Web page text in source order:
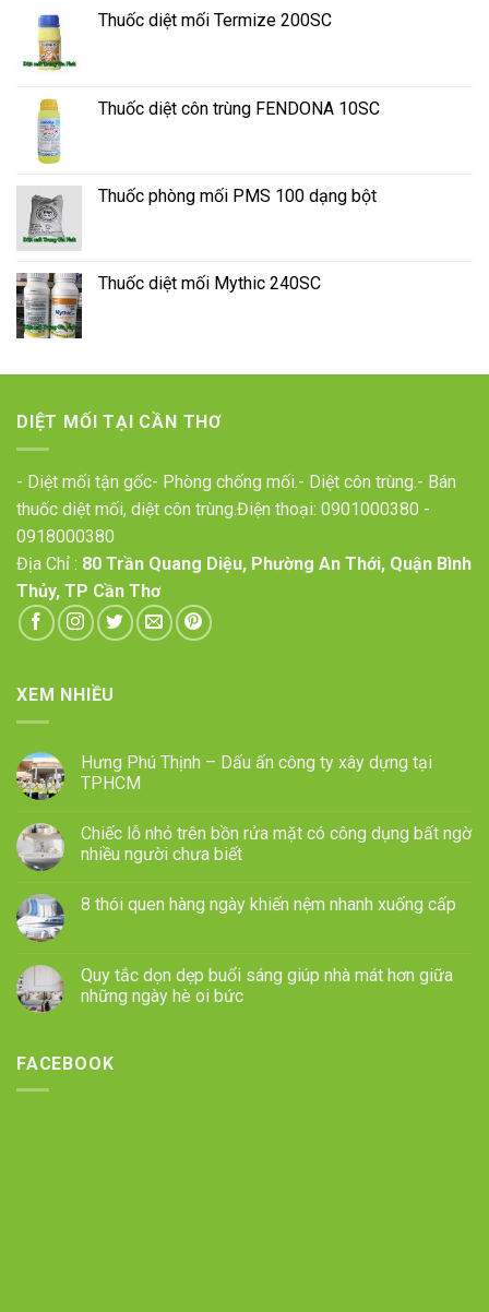
Thuốc diệt mối Termize 200SC
Thuốc diệt côn trùng FENDONA 10SC
Thuốc phòng mối PMS 100 dạng bột
Thuốc diệt mối Mythic 240SC
DIỆT MỐI TẠI CẦN THƠ
- Diệt mối tận gốc- Phòng chống mối.- Diệt côn trùng.- Bán
thuốc diệt mối, diệt côn trùng.Điện thoại: 0901000380 -
0918000380
Địa Chỉ : 80 Trần Quang Diệu, Phường An Thới, Quận Bình
Thủy, TP Cần Thơ
XEM NHIỀU
Hưng Phú Thịnh – Dấu ấn công ty xây dựng tại
TPHCM
Chiếc lỗ nhỏ trên bồn rửa mặt có công dụng bất ngờ
nhiều người chưa biết
8 thói quen hàng ngày khiến nệm nhanh xuống cấp
Quy tắc dọn dẹp buổi sáng giúp nhà mát hơn giữa
những ngày hè oi bức
FACEBOOK